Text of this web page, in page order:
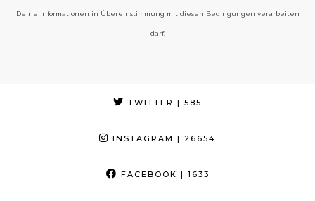
Deine Informationen in Übereinstimmung mit diesen Bedingungen verarbeiten
darf.
TWITTER | 585
INSTAGRAM | 26654
FACEBOOK | 1633